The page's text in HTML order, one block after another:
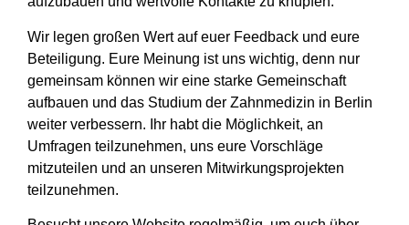
Wir legen großen Wert auf euer Feedback und eure
Beteiligung. Eure Meinung ist uns wichtig, denn nur
gemeinsam können wir eine starke Gemeinschaft
aufbauen und das Studium der Zahnmedizin in Berlin
weiter verbessern. Ihr habt die Möglichkeit, an
Umfragen teilzunehmen, uns eure Vorschläge
mitzuteilen und an unseren Mitwirkungsprojekten
teilzunehmen.